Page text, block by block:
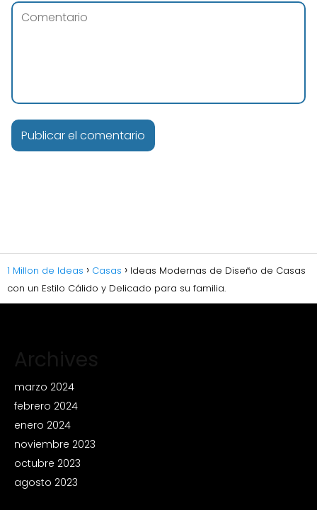
1 Millon de Ideas Casas
Ideas Modernas de Diseño de Casas
con un Estilo Cálido y Delicado para su familia.
Archives
marzo 2024
febrero 2024
enero 2024
noviembre 2023
octubre 2023
agosto 2023